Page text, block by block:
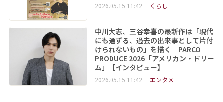
2026.05.15 11:42 くらし
中川大志、三谷幸喜の最新作は「現代
にも通ずる、過去の出来事として片付
けられないもの」を描く PARCO
PRODUCE 2026「アメリカン・ドリー
ム」【インタビュー】
2026.05.15 11:42 エンタメ